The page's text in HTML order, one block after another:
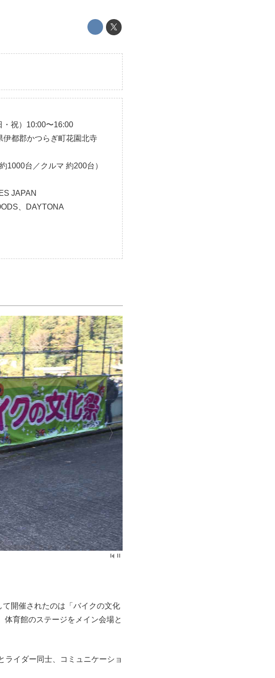
・祝）10:00〜16:00
都郡かつらぎ町花園北寺
1000台／クルマ 約200台）
JAPAN
、DAYTONA
開催されたのは「バイクの文化
体育館のステージをメイン会場と
ライダー同士、コミュニケーショ